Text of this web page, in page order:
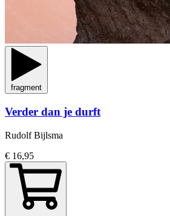
fragment
Verder dan je durft
Rudolf Bijlsma
€ 16,95